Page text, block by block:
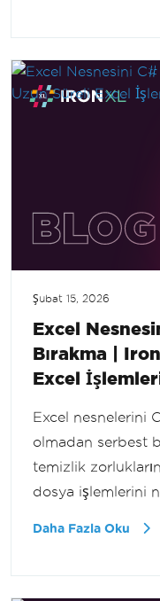
Şubat 15, 2026
Excel
Bırakma |
Excel
Excel nesnelerini
olmadan serbest
temizlik
dosya işlemlerini
Daha Fazla Oku